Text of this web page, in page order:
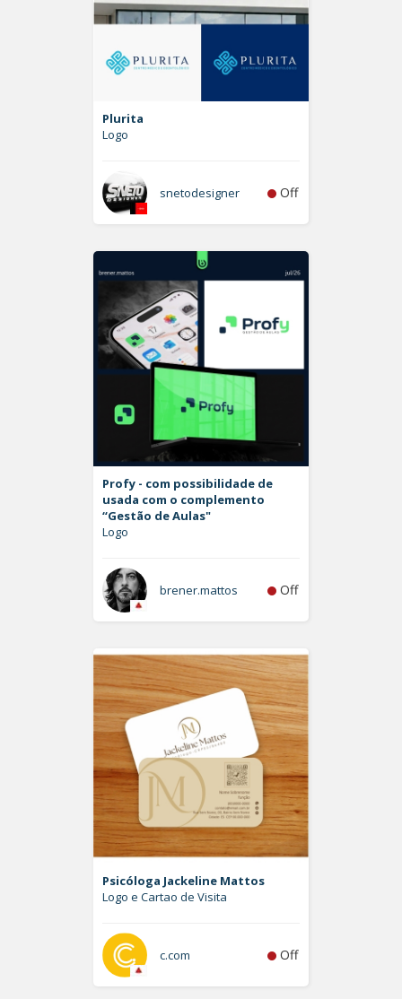
Plurita
Logo
snetodesigner Off
Profy - com possibilidade de
usada com o complemento
“Gestão de Aulas"
Logo
brener.mattos Off
Psicóloga Jackeline Mattos
Logo e Cartao de Visita
c.com Off